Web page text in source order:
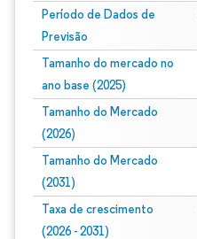
Período de Dados de
Previsão
Tamanho do mercado no
ano base (2025)
Tamanho do Mercado
(2026)
Tamanho do Mercado
(2031)
Taxa de crescimento
(2026 - 2031)